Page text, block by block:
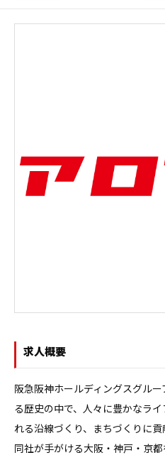
求人概要
阪急阪神ホールディングスグル
る歴史の中で、人々に豊かなラ
れる沿線づくり、まちづくりに貢
同社が手がける大阪・神戸・京